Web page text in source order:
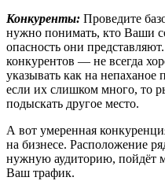
Конкуренты: Проведите
нужно понимать, кто Ваши
опасность они
конкурентов — не всегда
указывать как на
если их слишком много, то
подыскать другое место.
А вот умеренная
на бизнесе. Расположение
нужную аудиторию, пойдёт
Ваш трафик.